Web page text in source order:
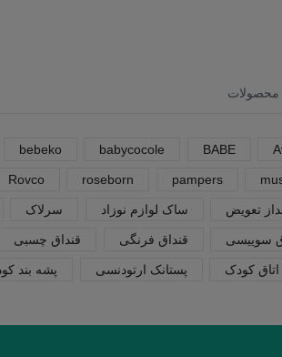
BABE
babycocole
bebeko
pampers
roseborn
Rovco
تعویض ساک لوازم نوزاد سرلاک
سوییسی قنداق فرنگی قنداق چسبی
اتاق کودک پستانک ارتودنسی پشه بند